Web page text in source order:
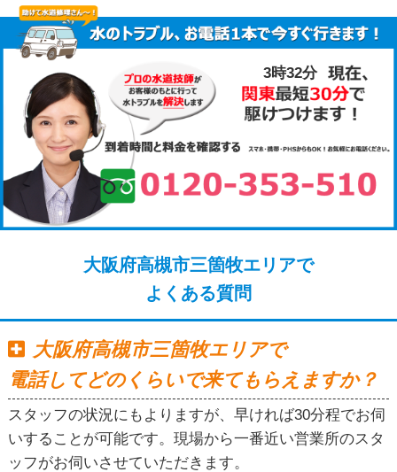
3時32分
大阪府高槻市三箇牧エリアで
よくある質問
大阪府高槻市三箇牧エリアで
電話してどのくらいで来てもらえますか？
スタッフの状況にもよりますが、早ければ30分程でお伺
いすることが可能です。現場から一番近い営業所のスタ
ッフがお伺いさせていただきます。